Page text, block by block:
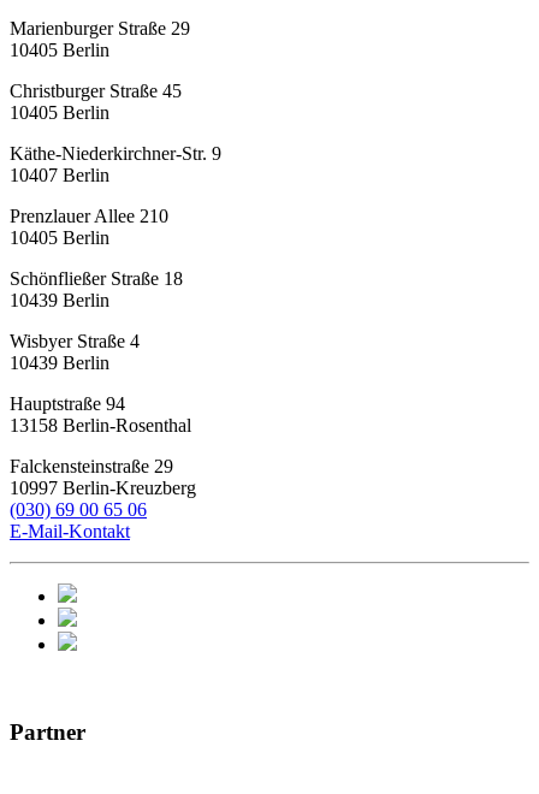
Marienburger Straße 29
10405 Berlin
Christburger Straße 45
10405 Berlin
Käthe-Niederkirchner-Str. 9
10407 Berlin
Prenzlauer Allee 210
10405 Berlin
Schönfließer Straße 18
10439 Berlin
Wisbyer Straße 4
10439 Berlin
Hauptstraße 94
13158 Berlin-Rosenthal
Falckensteinstraße 29
10997 Berlin-Kreuzberg
(030) 69 00 65 06
E-Mail-Kontakt
Partner